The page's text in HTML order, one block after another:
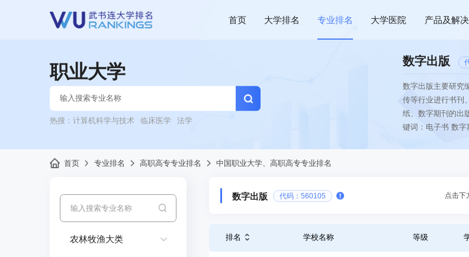
首页 大学排名 专业排名 大学医院 产品及解
职业大学
热搜： 计算机科学与技术 临床医学 法学
数字出版
数字出版主要研究
传等行业进行书刊
纸、数字期刊的出
键词：电子书 数
首页 专业排名 高职高专专业排名 中国职业大学、高职高专专业排名
农林牧渔大类
数字出版 代码：560105 点击下
排名 学校名称 等级